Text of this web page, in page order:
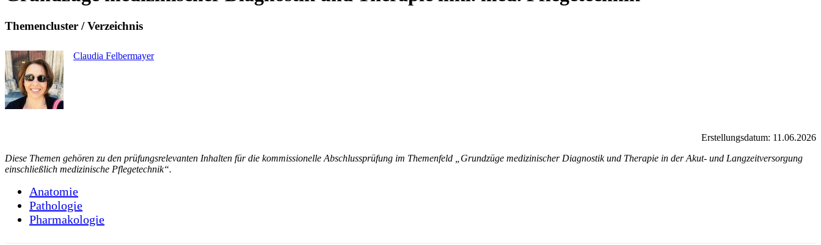
Themencluster / Verzeichnis
Claudia Felbermayer
Erstellungsdatum: 11.06.2026
Diese Themen gehören zu den prüfungsrelevanten Inhalten für die kommissionelle Abschlussprüfung im Themenfeld „Grundzüge medizinischer Diagnostik und Therapie in der Akut- und Langzeitversorgung
einschließlich medizinische Pflegetechnik“.
Anatomie
Pathologie
Pharmakologie